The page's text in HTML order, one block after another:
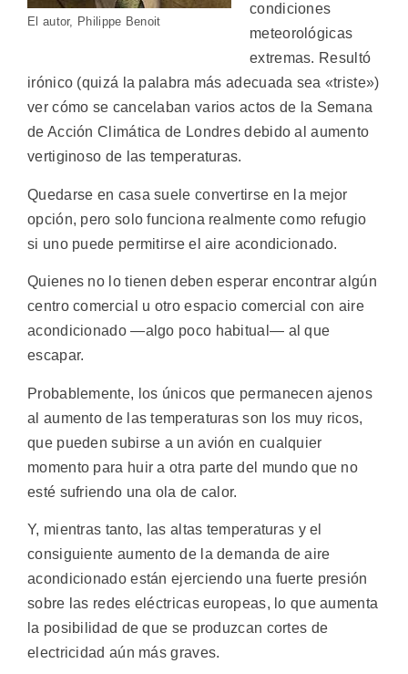
El autor, Philippe Benoit
condiciones
meteorológicas
extremas. Resultó
irónico (quizá la palabra más adecuada sea «triste»)
ver cómo se cancelaban varios actos de la Semana
de Acción Climática de Londres debido al aumento
vertiginoso de las temperaturas.
Quedarse en casa suele convertirse en la mejor
opción, pero solo funciona realmente como refugio
si uno puede permitirse el aire acondicionado.
Quienes no lo tienen deben esperar encontrar algún
centro comercial u otro espacio comercial con aire
acondicionado —algo poco habitual— al que
escapar.
Probablemente, los únicos que permanecen ajenos
al aumento de las temperaturas son los muy ricos,
que pueden subirse a un avión en cualquier
momento para huir a otra parte del mundo que no
esté sufriendo una ola de calor.
Y, mientras tanto, las altas temperaturas y el
consiguiente aumento de la demanda de aire
acondicionado están ejerciendo una fuerte presión
sobre las redes eléctricas europeas, lo que aumenta
la posibilidad de que se produzcan cortes de
electricidad aún más graves.